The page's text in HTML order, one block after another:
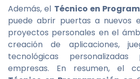
Además, el Técnico en
puede abrir puertas a nuevos
proyectos personales en el
creación de aplicaciones,
tecnológicas
empresas. En resumen, el